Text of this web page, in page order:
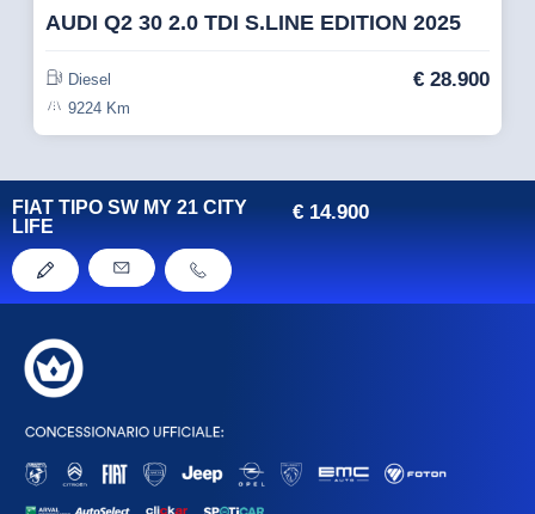
AUDI Q2 30 2.0 TDI S.LINE EDITION 2025
Diesel
9224 Km
€ 28.900
FIAT TIPO SW MY 21 CITY
LIFE
€ 14.900